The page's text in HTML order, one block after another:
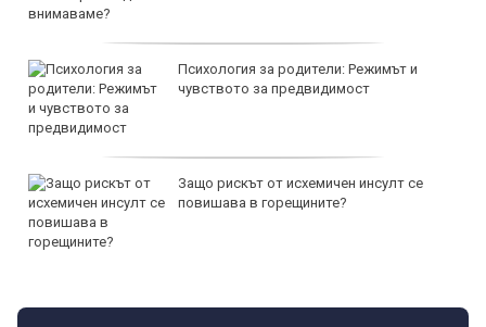
Психология за родители: Режимът и
чувството за предвидимост
Защо рискът от исхемичен инсулт се
повишава в горещините?